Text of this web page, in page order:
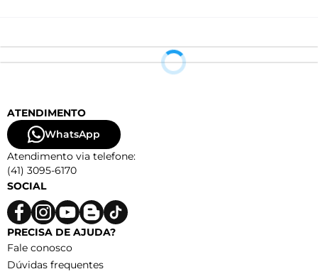
ATENDIMENTO
WhatsApp
Atendimento via telefone:
(41) 3095-6170
SOCIAL
PRECISA DE AJUDA?
Fale conosco
Dúvidas frequentes